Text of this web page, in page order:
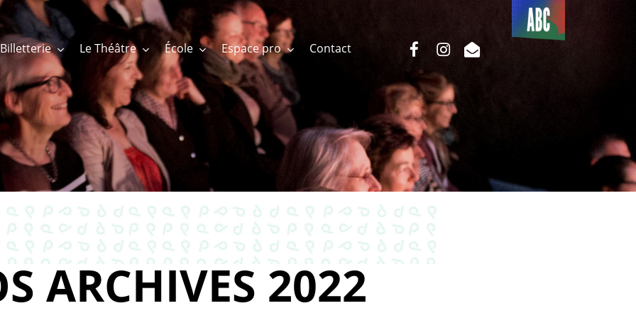
Billetterie Le Théâtre École Espace pro Contact
Du côté
de l’ABC
facebookinstagram
email
ARCHIVES 2022